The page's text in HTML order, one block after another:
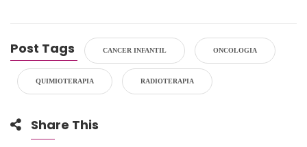
Post Tags CANCER INFANTIL ONCOLOGIA
QUIMIOTERAPIA RADIOTERAPIA
Share This